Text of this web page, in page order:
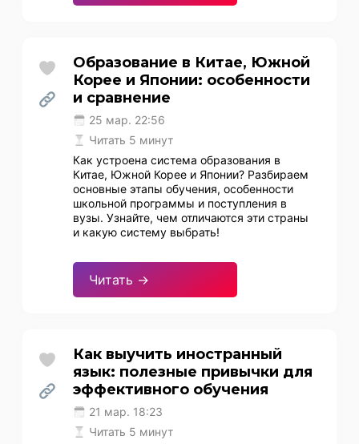
Образование в Китае, Южной
Корее и Японии: особенности
и сравнение
25 мар. 22:56
Читать 5 минут
Как устроена система образования в
Китае, Южной Корее и Японии? Разбираем
основные этапы обучения, особенности
школьной программы и поступления в
вузы. Узнайте, чем отличаются эти страны
и какую систему выбрать!
Читать →
Как выучить иностранный
язык: полезные привычки для
эффективного обучения
21 мар. 18:23
Читать 5 минут